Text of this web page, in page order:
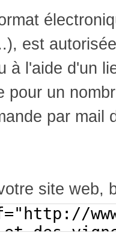
est
à l'aide d'un
pour un
par mail
site web,